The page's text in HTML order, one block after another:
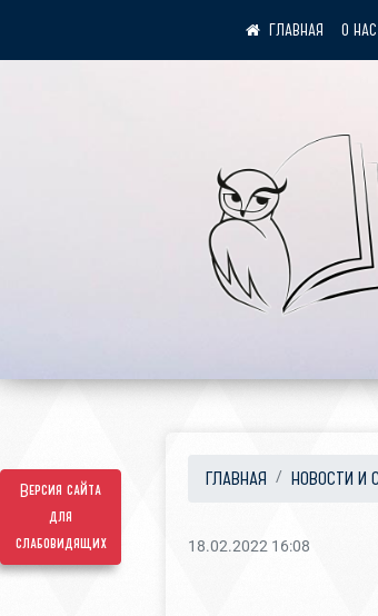
Версия сайта
для
слабовидящих
О НАС
ГЛАВНАЯ НОВОСТИ И
18.02.2022 16:08